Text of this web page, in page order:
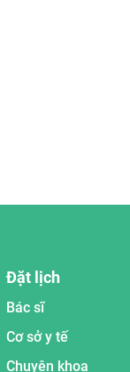
Đặt lịch
Bác sĩ
Cơ sở y tế
Chuyên khoa